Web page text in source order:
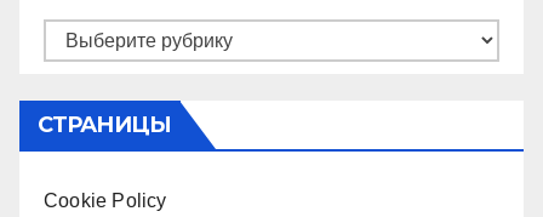
Рубрики
СТРАНИЦЫ
Cookie Policy